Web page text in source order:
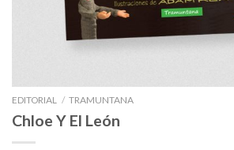
EDITORIAL / TRAMUNTANA
Chloe Y El León